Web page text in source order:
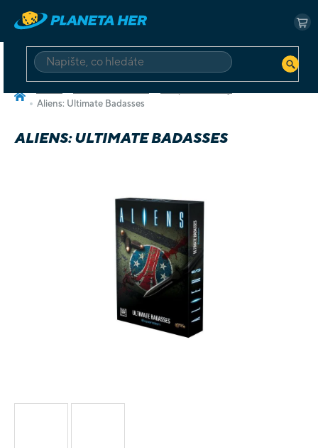
obsah
HLEDAT
Aliens: Ultimate Badasses
ALIENS: ULTIMATE BADASSES